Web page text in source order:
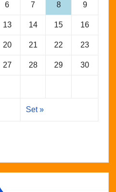
6 7 8 9
13 14 15 16
20 21 22 23
27 28 29 30
Set »